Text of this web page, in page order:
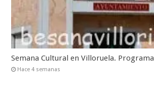
Semana Cultural en Villoruela. Programa
Hace 4 semanas